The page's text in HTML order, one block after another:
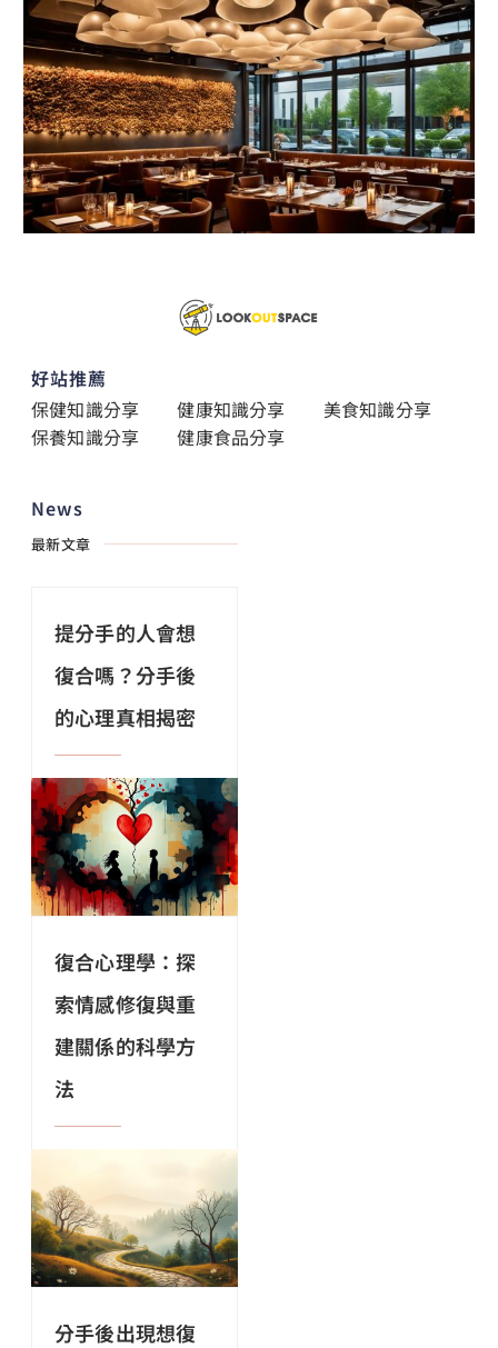
好站推薦
保健知識分享
健康知識分享
美食知識分享
保養知識分享
健康食品分享
News
最新文章
提分手的人會想
復合嗎？分手後
的心理真相揭密
復合心理學：探
索情感修復與重
建關係的科學方
法
分手後出現想復